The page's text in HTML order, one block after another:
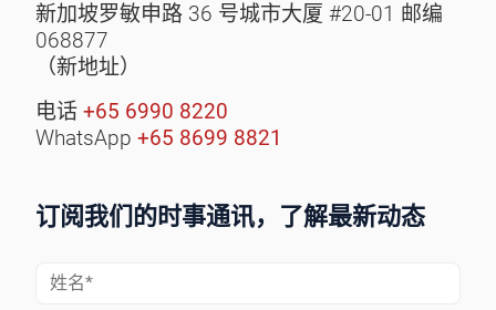
新加坡罗敏申路 36 号城市大厦 #20-01 邮编
068877
（新地址）
电话 +65 6990 8220
WhatsApp +65 8699 8821
订阅我们的时事通讯，了解最新动态